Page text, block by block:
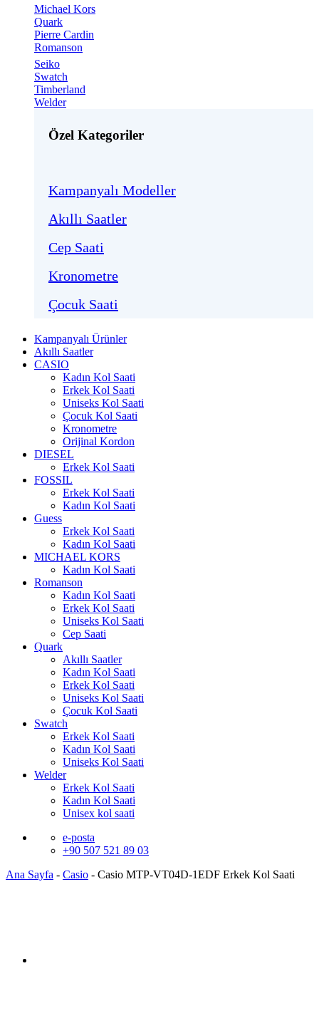
Michael Kors
Quark
Pierre Cardin
Romanson
Seiko
Swatch
Timberland
Welder
Özel Kategoriler
Kampanyalı Modeller
Akıllı Saatler
Cep Saati
Kronometre
Çocuk Saati
Kampanyalı Ürünler
Akıllı Saatler
CASIO
Kadın Kol Saati
Erkek Kol Saati
Uniseks Kol Saati
Çocuk Kol Saati
Kronometre
Orijinal Kordon
DIESEL
Erkek Kol Saati
FOSSIL
Erkek Kol Saati
Kadın Kol Saati
Guess
Erkek Kol Saati
Kadın Kol Saati
MICHAEL KORS
Kadın Kol Saati
Romanson
Kadın Kol Saati
Erkek Kol Saati
Uniseks Kol Saati
Cep Saati
Quark
Akıllı Saatler
Kadın Kol Saati
Erkek Kol Saati
Uniseks Kol Saati
Çocuk Kol Saati
Swatch
Erkek Kol Saati
Kadın Kol Saati
Uniseks Kol Saati
Welder
Erkek Kol Saati
Kadın Kol Saati
Unisex kol saati
e-posta
+90 507 521 89 03
Ana Sayfa - Casio - Casio MTP-VT04D-1EDF Erkek Kol Saati